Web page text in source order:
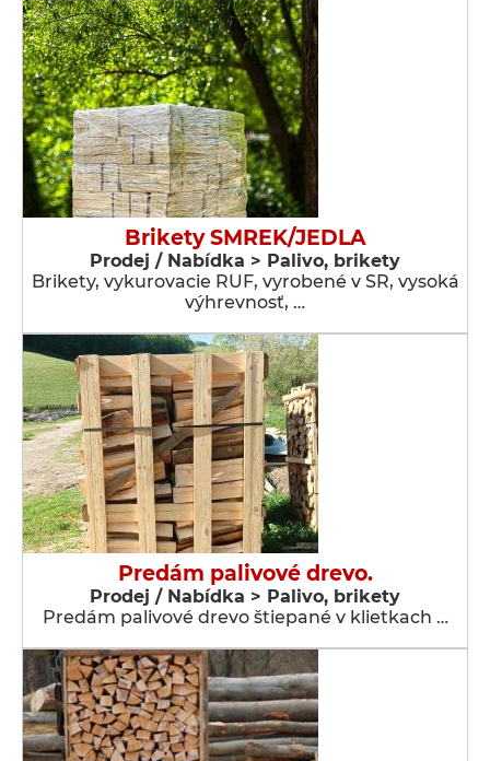
Brikety SMREK/JEDLA
Prodej / Nabídka > Palivo, brikety
Brikety, vykurovacie RUF, vyrobené v SR, vysoká
výhrevnosť, …
Predám palivové drevo.
Prodej / Nabídka > Palivo, brikety
Predám palivové drevo štiepané v klietkach …